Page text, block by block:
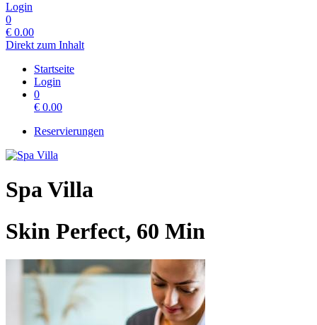
Login
0
€ 0.00
Direkt zum Inhalt
Startseite
Login
0
€ 0.00
Reservierungen
Spa Villa
Skin Perfect, 60 Min